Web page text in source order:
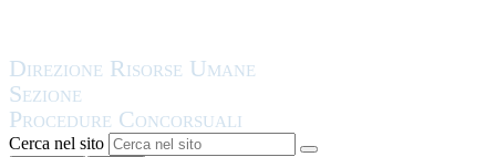
Cerca nel sito